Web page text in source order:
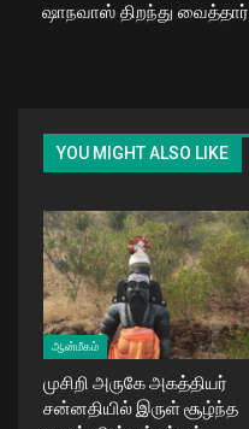
ஷாநவாஸ் திறந்து வைத்தார்
YOU MIGHT ALSO LIKE
ஆன்மீகம்
முசிறி அருகே அகத்தியர்
சன்னதியில் இருள் சூழ்ந்த